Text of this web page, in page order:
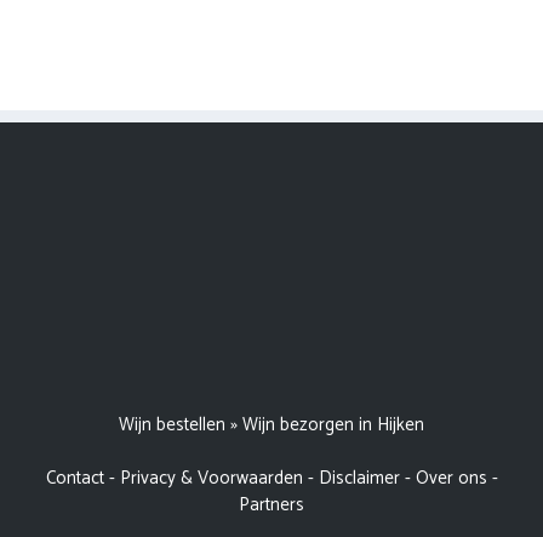
Wijn bestellen »Wijn bezorgen in Hijken
Contact- Privacy & Voorwaarden - Disclaimer-Over ons -
Partners